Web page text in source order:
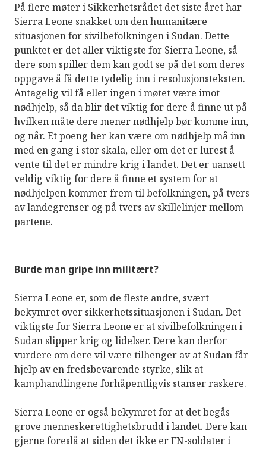
På flere møter i Sikkerhetsrådet det siste året har
Sierra Leone snakket om den humanitære
situasjonen for sivilbefolkningen i Sudan. Dette
punktet er det aller viktigste for Sierra Leone, så
dere som spiller dem kan godt se på det som deres
oppgave å få dette tydelig inn i resolusjonsteksten.
Antagelig vil få eller ingen i møtet være imot
nødhjelp, så da blir det viktig for dere å finne ut på
hvilken måte dere mener nødhjelp bør komme inn,
og når. Et poeng her kan være om nødhjelp må inn
med en gang i stor skala, eller om det er lurest å
vente til det er mindre krig i landet. Det er uansett
veldig viktig for dere å finne et system for at
nødhjelpen kommer frem til befolkningen, på tvers
av landegrenser og på tvers av skillelinjer mellom
partene.
Burde man gripe inn militært?
Sierra Leone er, som de fleste andre, svært
bekymret over sikkerhetssituasjonen i Sudan. Det
viktigste for Sierra Leone er at sivilbefolkningen i
Sudan slipper krig og lidelser. Dere kan derfor
vurdere om dere vil være tilhenger av at Sudan får
hjelp av en fredsbevarende styrke, slik at
kamphandlingene forhåpentligvis stanser raskere.
Sierra Leone er også bekymret for at det begås
grove menneskerettighetsbrudd i landet. Dere kan
gjerne foreslå at siden det ikke er FN-soldater i